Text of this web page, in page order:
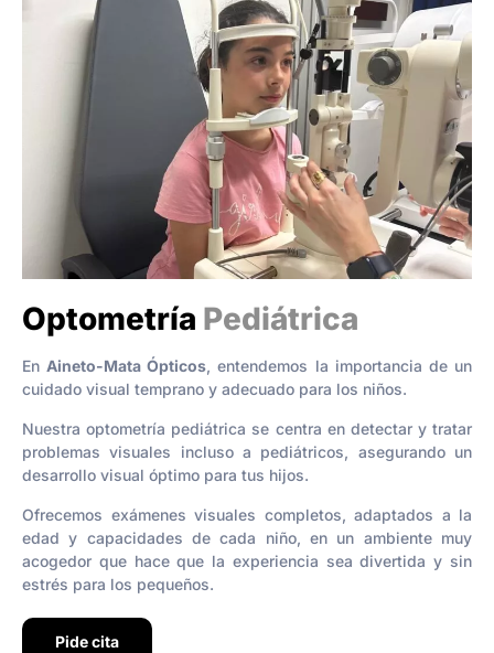
Optometría Pediátrica
En Aineto-Mata Ópticos, entendemos la importancia de un
cuidado visual temprano y adecuado para los niños.
Nuestra optometría pediátrica se centra en detectar y tratar
problemas visuales incluso a pediátricos, asegurando un
desarrollo visual óptimo para tus hijos.
Ofrecemos exámenes visuales completos, adaptados a la
edad y capacidades de cada niño, en un ambiente muy
acogedor que hace que la experiencia sea divertida y sin
estrés para los pequeños.
Pide cita